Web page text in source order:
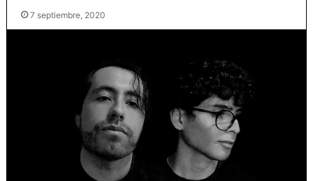
7 septiembre, 2020